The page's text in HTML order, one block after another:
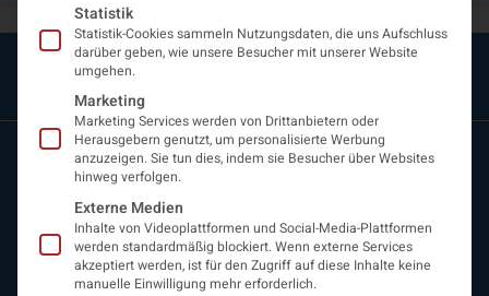
Statistik
Statistik-Cookies sammeln Nutzungsdaten, die uns Aufschluss
darüber geben, wie unsere Besucher mit unserer Website
umgehen.
Marketing
Marketing Services werden von Drittanbietern oder
Herausgebern genutzt, um personalisierte Werbung
anzuzeigen. Sie tun dies, indem sie Besucher über Websites
hinweg verfolgen.
Externe Medien
Inhalte von Videoplattformen und Social-Media-Plattformen
werden standardmäßig blockiert. Wenn externe Services
akzeptiert werden, ist für den Zugriff auf diese Inhalte keine
manuelle Einwilligung mehr erforderlich.